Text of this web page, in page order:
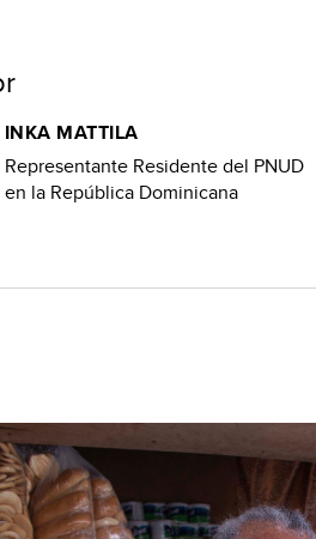
INKA MATTILA
Representante Residente del PNUD
en la República Dominicana